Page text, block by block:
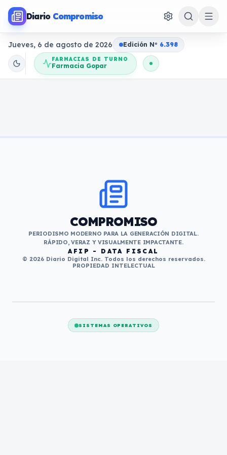
Diario Compromiso
Jueves, 6 de agosto de 2026 Edición No 6.398
FARMACIAS DE TURNO
Farmacia Gopar
COMPROMISO
PERIODISMO MODERNO PARA LA GENERACIÓN DIGITAL.
RÁPIDO, VERAZ Y VISUALMENTE IMPACTANTE.
AFIP - DATA FISCAL
© 2026 Diario Digital Inc. Todos los derechos reservados.
PROPIEDAD INTELECTUAL
SISTEMAS OPERATIVOS